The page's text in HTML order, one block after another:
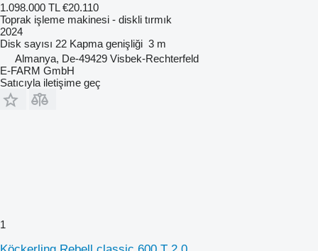
1.098.000 TL €20.110
Toprak işleme makinesi - diskli tırmık
2024
Disk sayısı 22 Kapma genişliği 3 m
Almanya, De-49429 Visbek-Rechterfeld
E-FARM GmbH
Satıcıyla iletişime geç
1